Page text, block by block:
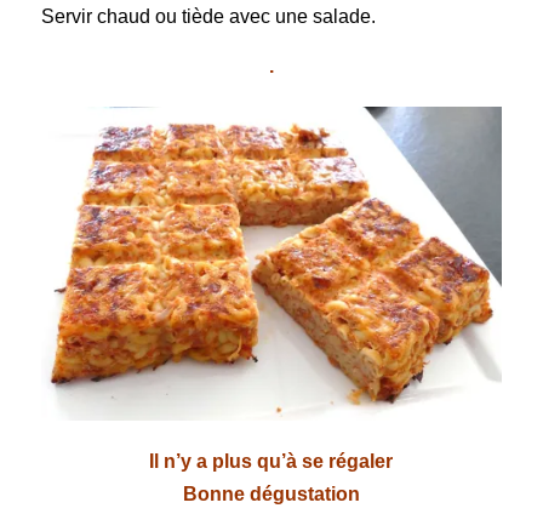
Servir chaud ou tiède avec une salade.
.
Il n’y a plus qu’à se régaler
Bonne dégustation